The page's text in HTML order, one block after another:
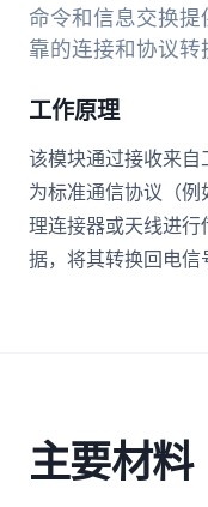
命令和信息交换
靠的连接和协议转
工作原理
该模块通过接收来
为标准通信协议（
理连接器或天线进
据，将其转换回电信
主要材料